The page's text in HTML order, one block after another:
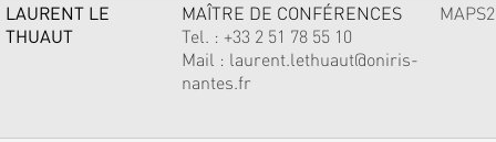
LAURENT LE
THUAUT
MAÎTRE DE CONFÉRENCES
Tel. : +33 2 51 78 55 10
Mail : laurent.lethuaut@oniris-
nantes.fr
MAPS2